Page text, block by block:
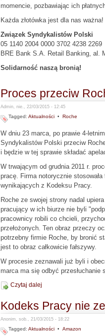
momencie, pozbawiając ich
Każda złotówka jest dla nas
Związek Syndykalistów Polski
05 1140 2004 0000 3702 4238 2269
BRE Bank S.A. Retail Banking, al.
Solidarność naszą bronią!
Proces przeciw
Admin, nie., 22/03/2015 - 12:45
Tagged: Aktualności• Roche
W dniu 23 marca, po prawie 4-
Syndykalistów Polski przeciw
i będzie w tej sprawie składać
W trwającym od grudnia 2011 r.
pracę. Firma notorycznie
wynikających z Kodeksu Pracy.
Roche ze swojej strony nadal
pracujący w ich biurze nie byli
pracownicy robili co chcieli,
przełożonych. Ten obraz przeczy
potrzebny firmie Roche, by bronić
jest to obraz całkowicie fałszywy.
W procesie zeznawali już byli i
marca ma się odbyć
Czytaj dalej
Kodeks Pracy nie
Anonim, sob., 21/03/2015 - 18:22
Tagged: Aktualności• Amazon